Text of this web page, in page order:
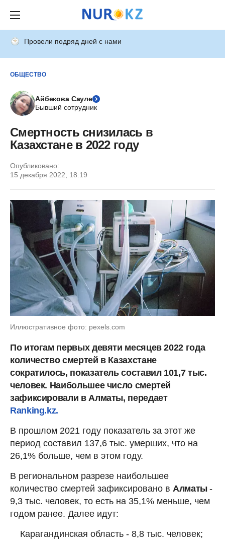
Провели подряд дней с нами
ОБЩЕСТВО
Айбекова Сауле
Бывший сотрудник
Смертность снизилась в
Казахстане в 2022 году
Опубликовано:
15 декабря 2022, 18:19
Иллюстративное фото: pexels.com
По итогам первых девяти месяцев 2022 года
количество смертей в Казахстане
сократилось, показатель составил 101,7 тыс.
человек. Наибольшее число смертей
зафиксировали в Алматы, передает
Ranking.kz.
В прошлом 2021 году показатель за этот же
период составил 137,6 тыс. умерших, что на
26,1% больше, чем в этом году.
В региональном разрезе наибольшее
количество смертей зафиксировано в Алматы-
9,3 тыс. человек, то есть на 35,1% меньше, чем
годом ранее. Далее идут:
Карагандинская область - 8,8 тыс. человек;